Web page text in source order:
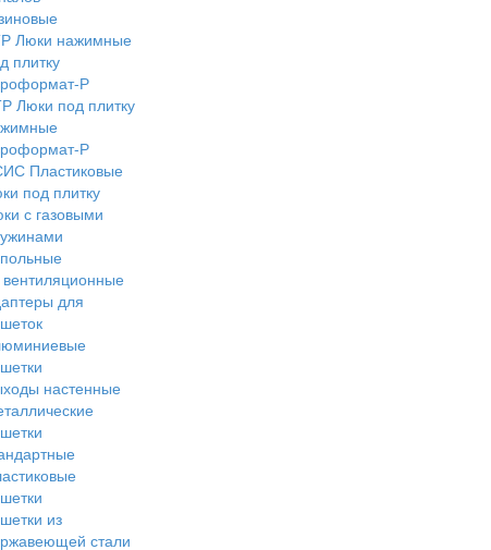
Люки нажимные
плитку
Р
Люки под плитку
Р
Пластиковые
под плитку
с газовыми
для
настенные
из
стали